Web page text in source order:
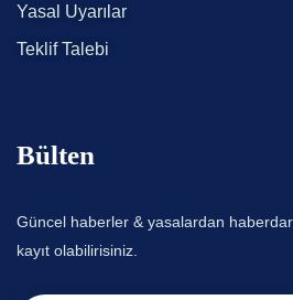
Yasal Uyarılar
Teklif Talebi
Bülten
Güncel haberler & yasalardan
kayıt olabilirisiniz.